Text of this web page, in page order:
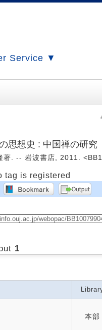
Service ▼
思想史 : 中国禅の研究
著. -- 岩波書店, 2011.
tag is registered
1
本部